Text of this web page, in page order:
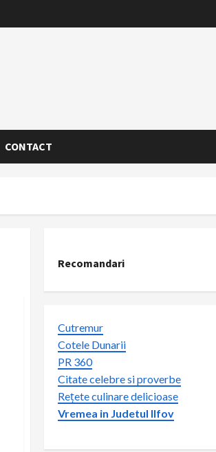
CONTACT
Recomandari
Cutremur
Cotele Dunarii
PR 360
Citate celebre si proverbe
Rețete culinare delicioase
Vremea in Judetul Ilfov